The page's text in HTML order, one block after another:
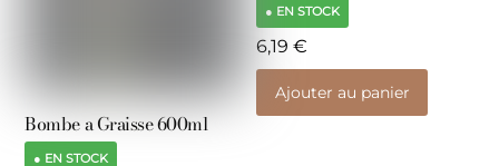
Bombe a Graisse 600ml
● EN STOCK
● EN STOCK
6,19€
Ajouter au panier